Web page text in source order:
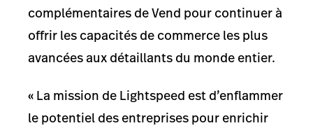
complémentaires de Vend pour continuer à
offrir les capacités de commerce les plus
avancées aux détaillants du monde entier.
« La mission de Lightspeed est d’enflammer
le potentiel des entreprises pour enrichir